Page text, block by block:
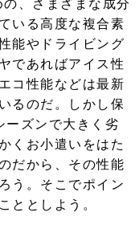
、さまざまな成分
いる高度な複合素
能やドライビング
であればアイス性
コ性能などは最新
るのだ。しかし保
ーズンで大きく劣
くお小遣いをはた
だから、その性能
う。そこでポイン
ととしよう。